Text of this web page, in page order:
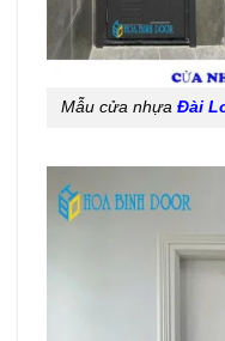
Mẫu cửa nhựa Đài